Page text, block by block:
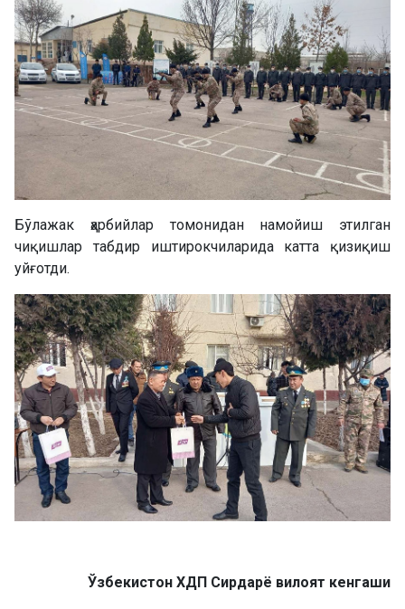
Бўлажак ҳарбийлар томонидан намойиш этилган
чиқишлар табдир иштирокчиларида катта қизиқиш
уйғотди.
Ўзбекистон ХДП Сирдарё вилоят кенгаши